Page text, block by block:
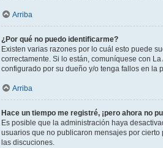
Arriba
¿Por qué no puedo identificarme?
Existen varias razones por lo cuál esto puede
correctamente. Si lo están, comuníquese con
configurado por su dueño y/o tenga fallos en la
Arriba
Hace un tiempo me registré, ¡pero ahora no
Es posible que la administración haya
usuarios que no publicaron mensajes por
las discuciones.